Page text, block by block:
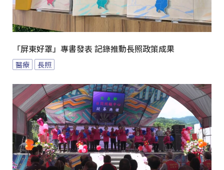
「屏東好罩」專書發表 記錄推動長照政策成果
醫療 長照